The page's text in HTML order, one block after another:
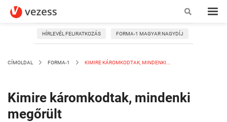
HÍRLEVÉL FELIRATKOZÁS FORMA-1 MAGYAR NAGYDÍJ
CÍMOLDAL FORMA-1 KIMIRE KÁROMKODTAK, MINDENKI...
Kimire káromkodtak, mindenki
megőrült